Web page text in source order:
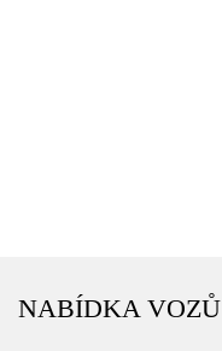
NABÍDKA VOZŮ